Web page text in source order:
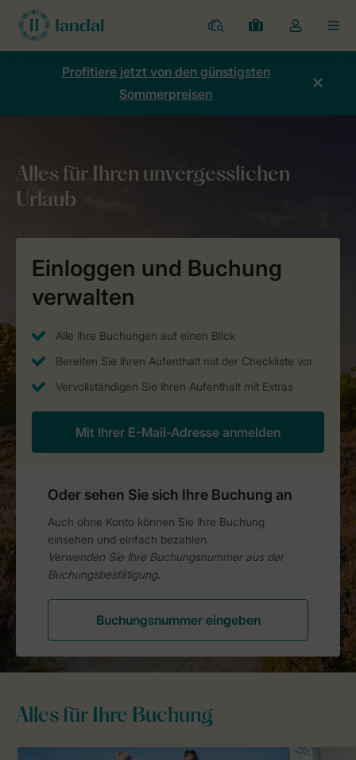
Ferienparks
Meine
Buchungen
Dropdown-
Menü
Kontos
Profitiere jetzt von den günstigsten
Sommerpreisen
Alles für Ihre Buchung